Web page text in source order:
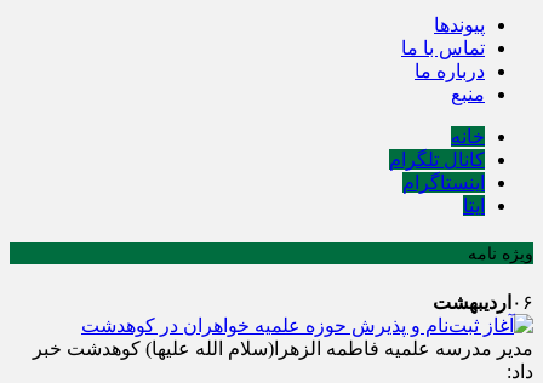
پیوندها
تماس با ما
درباره ما
منبع
خانه
کانال تلگرام
اینستاگرام
ایتا
ویژه نامه
۰۶ اردیبهشت
مدیر مدرسه علمیه فاطمه الزهرا(سلام الله علیها) کوهدشت خبر
داد: